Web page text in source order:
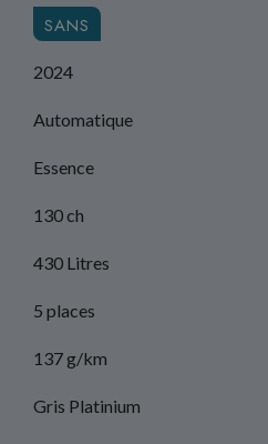
SANS
2024
Automatique
Essence
130 ch
430 Litres
5 places
137 g/km
Gris Platinium